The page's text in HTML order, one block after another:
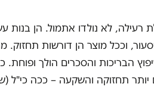
רעילה, לא נולדו אתמול. הן בנות
יסעור, וככל מוצר הן דורשות
הבריכות והסכרים הולך ופוחת.
יותר תחזוקה והשקעה – ככה